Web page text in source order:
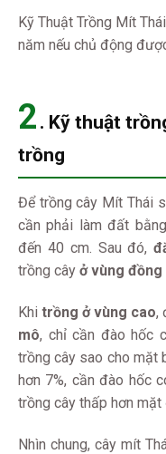
Kỹ Thuật Trồng Mít
năm nếu chủ động
2 . Kỹ thuật
trồng
Để trồng cây Mít Thái
cần phải làm đất
đến 40 cm. Sau đó,
trồng cây ở vùng đồng
Khi trồng ở vùng cao,
mô, chỉ cần đào hốc
trồng cây sao cho mặt
hơn 7%, cần đào hốc
trồng cây thấp hơn
Nhìn chung, cây mít